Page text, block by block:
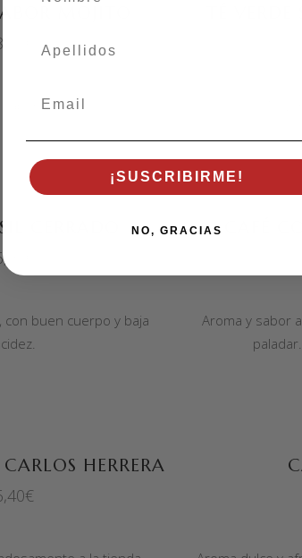
MOJITO
sabor mojito.
TÉ
Té
CERRADO
buen cuerpo y baja
CAFÉ
Aroma y sabor
HERRERA
€
¡SUSCRIBIRME!
NO, GRACIAS